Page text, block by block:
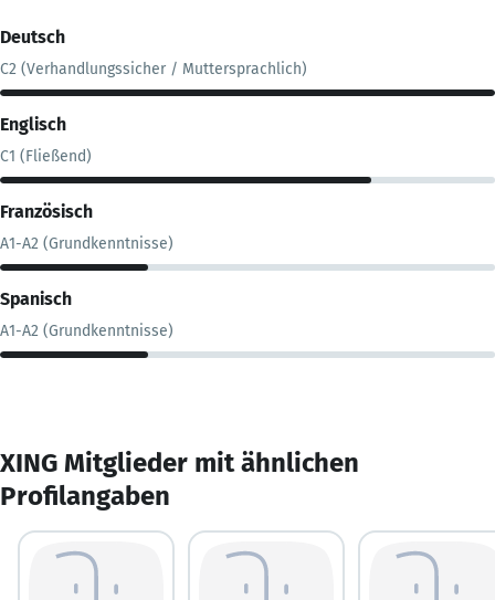
Deutsch
C2 (Verhandlungssicher / Muttersprachlich)
Englisch
C1 (Fließend)
Französisch
A1-A2 (Grundkenntnisse)
Spanisch
A1-A2 (Grundkenntnisse)
XING Mitglieder mit ähnlichen
Profilangaben